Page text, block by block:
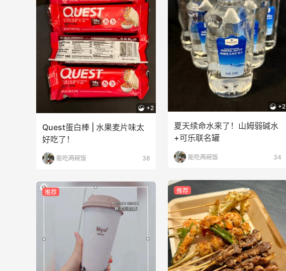
+2
Quest蛋白棒 | 水果麦片味太
好吃了！
能吃两碗饭 38
推荐
+2
夏天续命水来了！山姆弱碱水
+可乐联名罐
能吃两碗饭 34
推荐
87人获得返利
iherb打工人**三件套 | 内调外养篇！
夏天续命水来了！山姆弱碱水+可乐联名
08月09日
iHerb怎样凑单实付金额既能免关税又能
免邮？
1
iHerb新人海淘必看｜50元免关税额度按
实付金额算